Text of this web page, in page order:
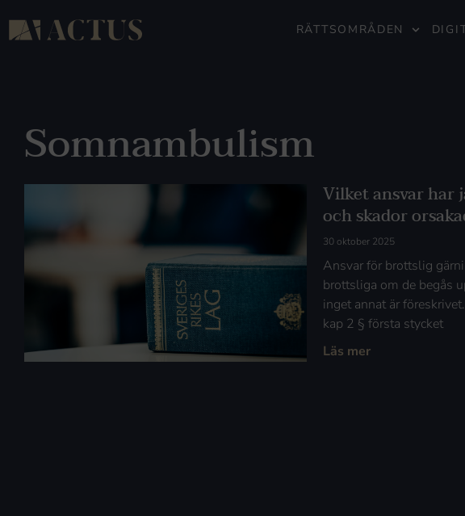
RÄTTSOMRÅDEN
Somnambulism
Vilket ansvar har
och skador
30 oktober 2025
Ansvar för brottslig
brottsliga om de begås
inget annat är
kap 2 § första stycket
Läs mer